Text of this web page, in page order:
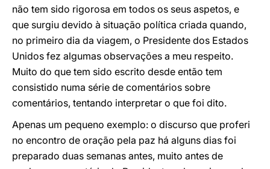
não tem sido rigorosa em todos os seus aspetos, e
que surgiu devido à situação política criada quando,
no primeiro dia da viagem, o Presidente dos Estados
Unidos fez algumas observações a meu respeito.
Muito do que tem sido escrito desde então tem
consistido numa série de comentários sobre
comentários, tentando interpretar o que foi dito.
Apenas um pequeno exemplo: o discurso que proferi
no encontro de oração pela paz há alguns dias foi
preparado duas semanas antes, muito antes de